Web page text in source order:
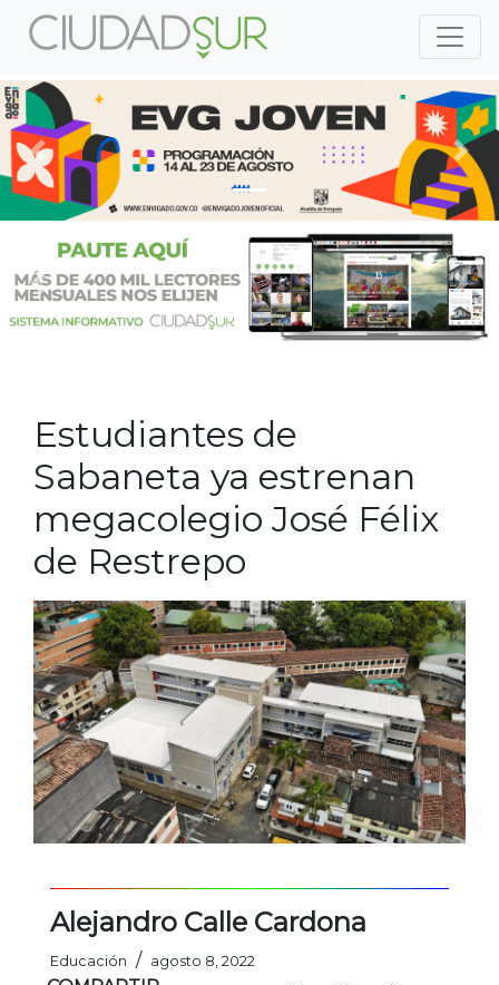
Previous
Previous
Estudiantes de
Sabaneta ya estrenan
megacolegio José Félix
de Restrepo
Alejandro Calle Cardona
Educación / agosto 8, 2022